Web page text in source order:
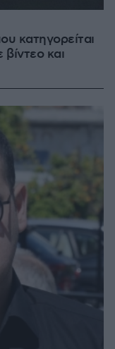
κατηγορείται
και